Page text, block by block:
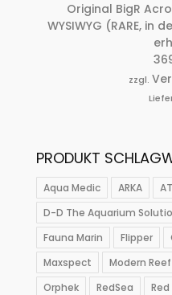
Original BigR
WYSIWYG (RARE, in
zzgl.
PRODUKT
Aqua Medic ARKA
D-D The Aquarium
Fauna Marin
Flipper
Maxspect
Modern Reef
Orphek
RedSea Red